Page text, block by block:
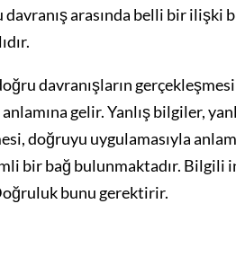
arasında belli bir ilişki
davranışların
gelir. Yanlış bilgiler,
doğruyu uygulamasıyla
bir bağ bulunmaktadır. Bilgili
bunu gerektirir.